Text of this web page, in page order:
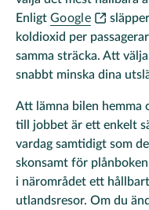
Enligt Google
koldioxid per
samma sträcka. Att
snabbt minska dina
Att lämna bilen hemma
till jobbet är ett enkelt
vardag samtidigt som
skonsamt för
i närområdet ett
utlandsresor. Om du